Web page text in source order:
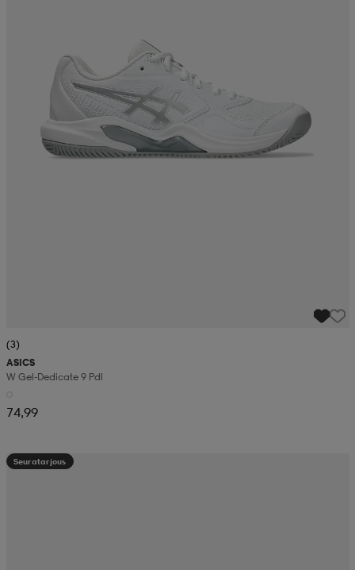
(3)
ASICS
W Gel-Dedicate 9 Pdl
74,99
Seuratarjous